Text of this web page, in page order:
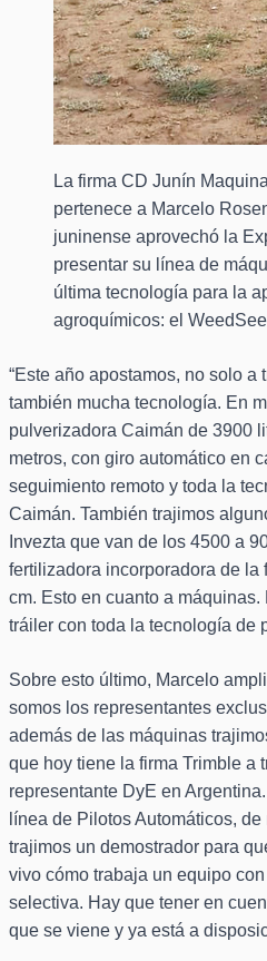
La firma CD Junín
pertenece a Marcelo
juninense aprovechó la
presentar su línea de
última tecnología para la
agroquímicos: el
“Este año apostamos, no solo a
también mucha tecnología. En
pulverizadora Caimán de 3900
metros, con giro automático en
seguimiento remoto y toda la
Caimán. También trajimos
Invezta que van de los 4500 a
fertilizadora incorporadora de la
cm. Esto en cuanto a
tráiler con toda la tecnología de
Sobre esto último, Marcelo
somos los representantes
además de las máquinas
que hoy tiene la firma Trimble a
representante DyE en
línea de Pilotos Automáticos,
trajimos un demostrador para
vivo cómo trabaja un equipo
selectiva. Hay que tener en
que se viene y ya está a